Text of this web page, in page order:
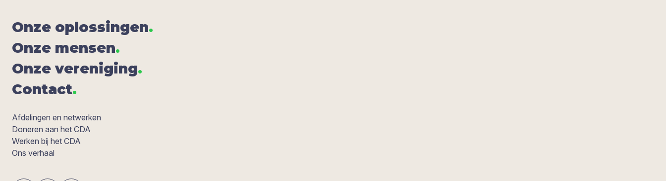
Onze oplos­sin­gen.
Onze men­sen.
Onze ver­e­ni­ging.
Con­tact.
Afdelingen en netwerken
Doneren aan het CDA
Werken bij het CDA
Ons verhaal